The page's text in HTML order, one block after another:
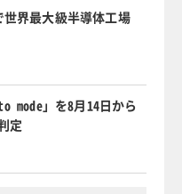
世界最大級半導体工場
mode」を8月14日から
定